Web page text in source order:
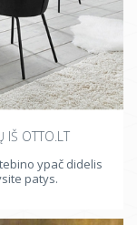
IŠ OTTO.LT
ypač didelis
patys.